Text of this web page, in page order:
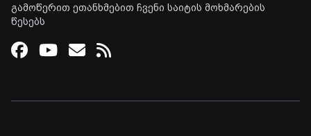
გამოწერით ეთანხმებით ჩვენი საიტის მოხმარების
წესებს
Facebook
Youtube
Email
RSS